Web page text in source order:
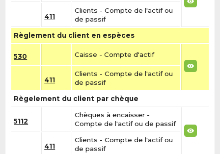
411
Clients - Compte de l'actif ou
de passif
Règlement du client en espèces
530 Caisse - Compte d'actif
411
Clients - Compte de l'actif ou
de passif
Règelement du client par chèque
5112
Chèques à encaisser -
Compte de l'actif ou de passif
411
Clients - Compte de l'actif ou
de passif